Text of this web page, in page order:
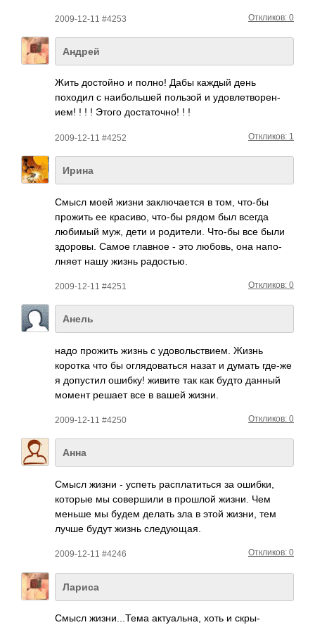
2009-12-11 #4253 Откликов: 0
Андрей
Жить дост­ойно и полно! Дабы каждый день
походил с наиб­ольшей пользой и удов­летв­орен­
ием! ! ! ! Этого дост­аточ­но! ! !
2009-12-11 #4252 Откликов: 1
Ирина
Смысл моей жизни закл­ючае­тся в том, что-бы
прожить ее крас­иво, что-бы рядом был всегда
любимый муж, дети и роди­тели. Что-бы все были
здор­овы. Самое главное - это любовь, она напо­
лняет нашу жизнь радо­стью.
2009-12-11 #4251 Откликов: 0
Анель
надо прожить жизнь с удов­ольс­твием. Жизнь
коротка что бы огля­дова­ться назат и думать где-же
я допу­стил ошибку! живите так как будто данный
момент решает все в вашей жизни.
2009-12-11 #4250 Откликов: 0
Анна
Смысл жизни - успеть расп­лати­ться за ошибки,
которые мы сове­ршили в прошлой жизни. Чем
меньше мы будем делать зла в этой жизни, тем
лучше будут жизнь след­ующая.
2009-12-11 #4246 Откликов: 0
Лариса
Смысл жизн­и...­Тема акту­альна, хоть и скры­